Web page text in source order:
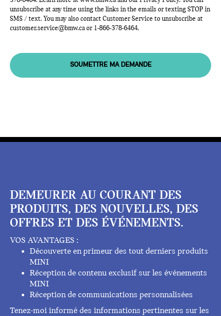
unsubscribe at any time using the links in the emails or texting STOP in
SMS / text. You may also contact Customer Service to unsubscribe at
customer.service@bmw.ca or 1-866-378-6464.
SOUMETTRE MA DEMANDE
DEMEURER AU COURANT DES
PRODUITS, DES NOUVELLES, DES
OFFRES ET DES ÉVÉNEMENTS.
VOS AVANTAGES :
Découverte en primeur des tout derniers produits
MINI
Réception de contenu exclusif sur les événements
MINI
Réception de communications personnalisées
Tenez-moi informé des informations pertinentes sur les